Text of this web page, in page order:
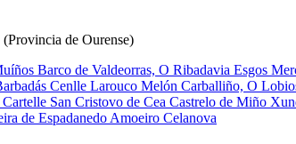
de Ourense)
Barco de Valdeorras, O Ribadavia Esgos
Cenlle Larouco Melón Carballiño, O
Cartelle San Cristovo de Cea Castrelo de Miño
de Espadanedo Amoeiro Celanova